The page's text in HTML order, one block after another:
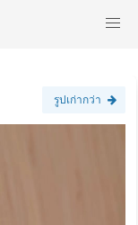
รูปเก่ากว่า